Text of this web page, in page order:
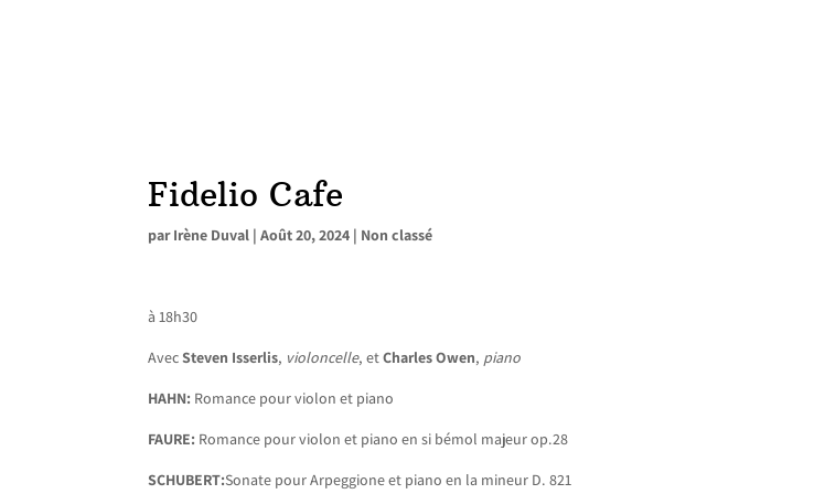
Fidelio Cafe
parIrène Duval |Août 20, 2024 | Non classé
à 18h30
AvecSteven Isserlis, violoncelle, etCharles Owen, piano
HAHN: Romance pour violon et piano
FAURE: Romance pour violon et piano en si bémol majeur op.28
SCHUBERT:Sonate pour Arpeggione et piano en la mineur D. 821